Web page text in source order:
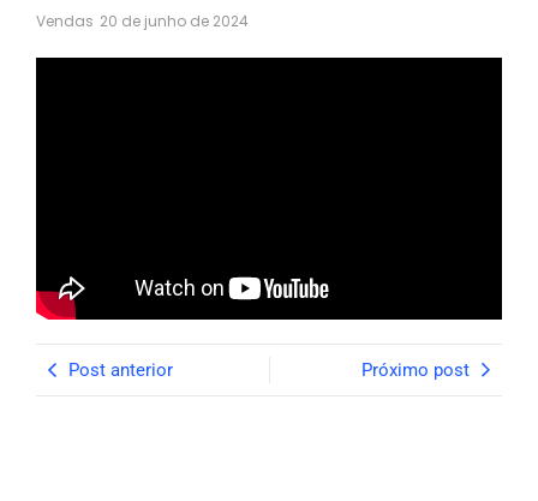
Vendas 20 de junho de 2024
Post anterior Próximo post